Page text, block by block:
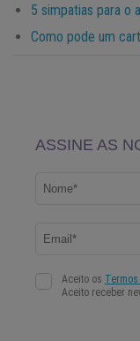
5 simpatias para o
Como pode um